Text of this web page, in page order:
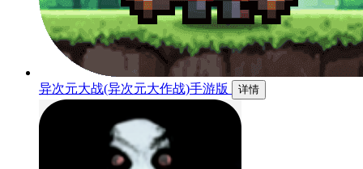
异次元大战(异次元大作战)手游版 详情